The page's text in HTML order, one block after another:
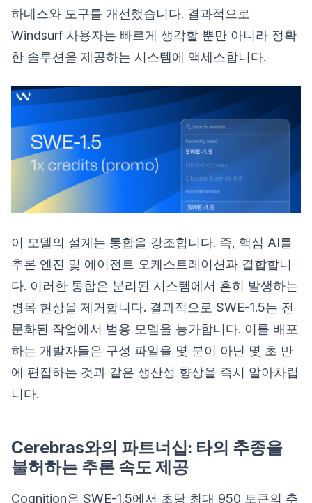
하네스와 도구를 개선했습니다. 결과적으로
Windsurf 사용자는 빠르게 생각할 뿐만 아니라 정확
한 솔루션을 제공하는 시스템에 액세스합니다.
이 모델의 설계는 통합을 강조합니다. 즉, 핵심 AI를
추론 엔진 및 에이전트 오케스트레이션과 결합합니
다. 이러한 통합은 분리된 시스템에서 흔히 발생하는
병목 현상을 제거합니다. 결과적으로 SWE-1.5는 전
문화된 작업에서 범용 모델을 능가합니다. 이를 배포
하는 개발자들은 구성 파일을 몇 분이 아닌 몇 초 만
에 편집하는 것과 같은 생산성 향상을 즉시 알아차립
니다.
Cerebras와의 파트너십: 타의 추종을
불허하는 추론 속도 제공
Cognition은 SWE-1.5에서 초당 최대 950 토큰의 추